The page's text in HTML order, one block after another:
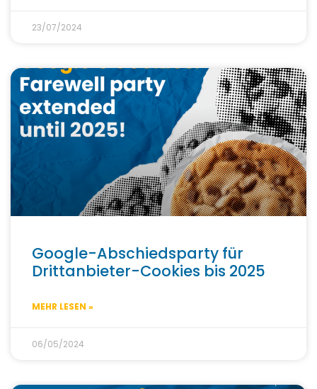
23/07/2024
Google-Abschiedsparty für
Drittanbieter-Cookies bis 2025
MEHR LESEN »
06/05/2024